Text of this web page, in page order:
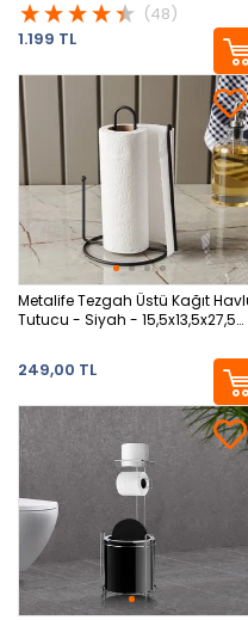
(48)
1.199 TL
Metalife Tezgah Üstü Kağıt
Tutucu - Siyah - 15,5x13,5x27,5
249,00 TL